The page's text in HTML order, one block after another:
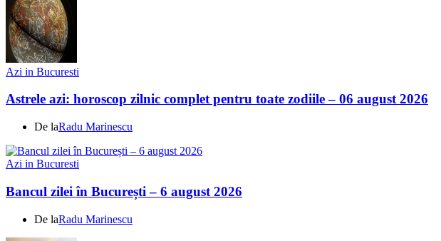
Azi in Bucuresti
Astrele azi: horoscop zilnic complet pentru toate zodiile – 06 august 2026
De laRadu Marinescu
Azi in Bucuresti
Bancul zilei în București – 6 august 2026
De laRadu Marinescu